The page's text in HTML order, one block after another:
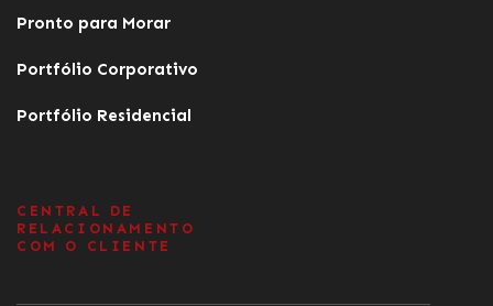
Pronto para Morar
Portfólio Corporativo
Portfólio Residencial
CENTRAL DE
RELACIONAMENTO
COM O CLIENTE